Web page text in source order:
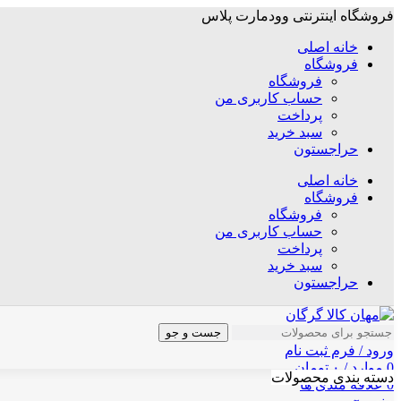
فروشگاه اینترنتی وودمارت پلاس
خانه اصلی
فروشگاه
فروشگاه
حساب کاربری من
پرداخت
سبد خرید
حراجستون
خانه اصلی
فروشگاه
فروشگاه
حساب کاربری من
پرداخت
سبد خرید
حراجستون
جست و جو
ورود / فرم ثبت نام
0 موارد / ۰ تومان
0 علاقه مندی ها
دسته بندی محصولات